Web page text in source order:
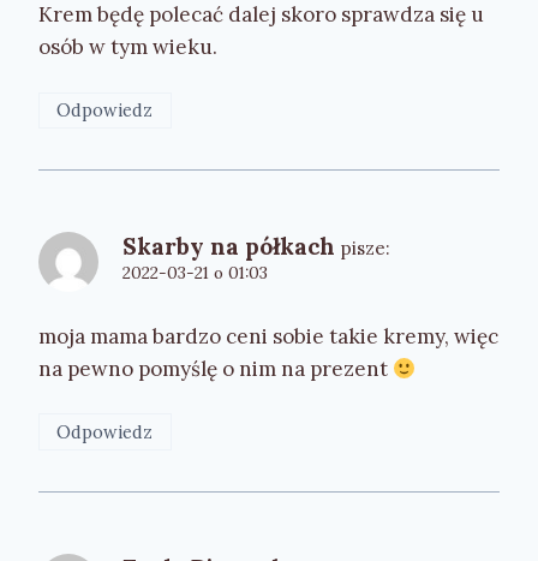
Krem będę polecać dalej skoro sprawdza się u
osób w tym wieku.
Odpowiedz
Skarby na półkach pisze:
2022-03-21 o 01:03
moja mama bardzo ceni sobie takie kremy, więc
na pewno pomyślę o nim na prezent
Odpowiedz